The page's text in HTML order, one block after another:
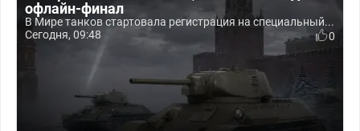
офлайн-финал
В Мире танков стартовала регистрация на специальный...
Сегодня, 09:48
0